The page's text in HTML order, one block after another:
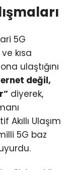
5G
kısa
ulaştığını
değil,
diyerek,
Ulaşım
5G baz